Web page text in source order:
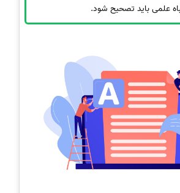
علمی باید تصحیح شود.